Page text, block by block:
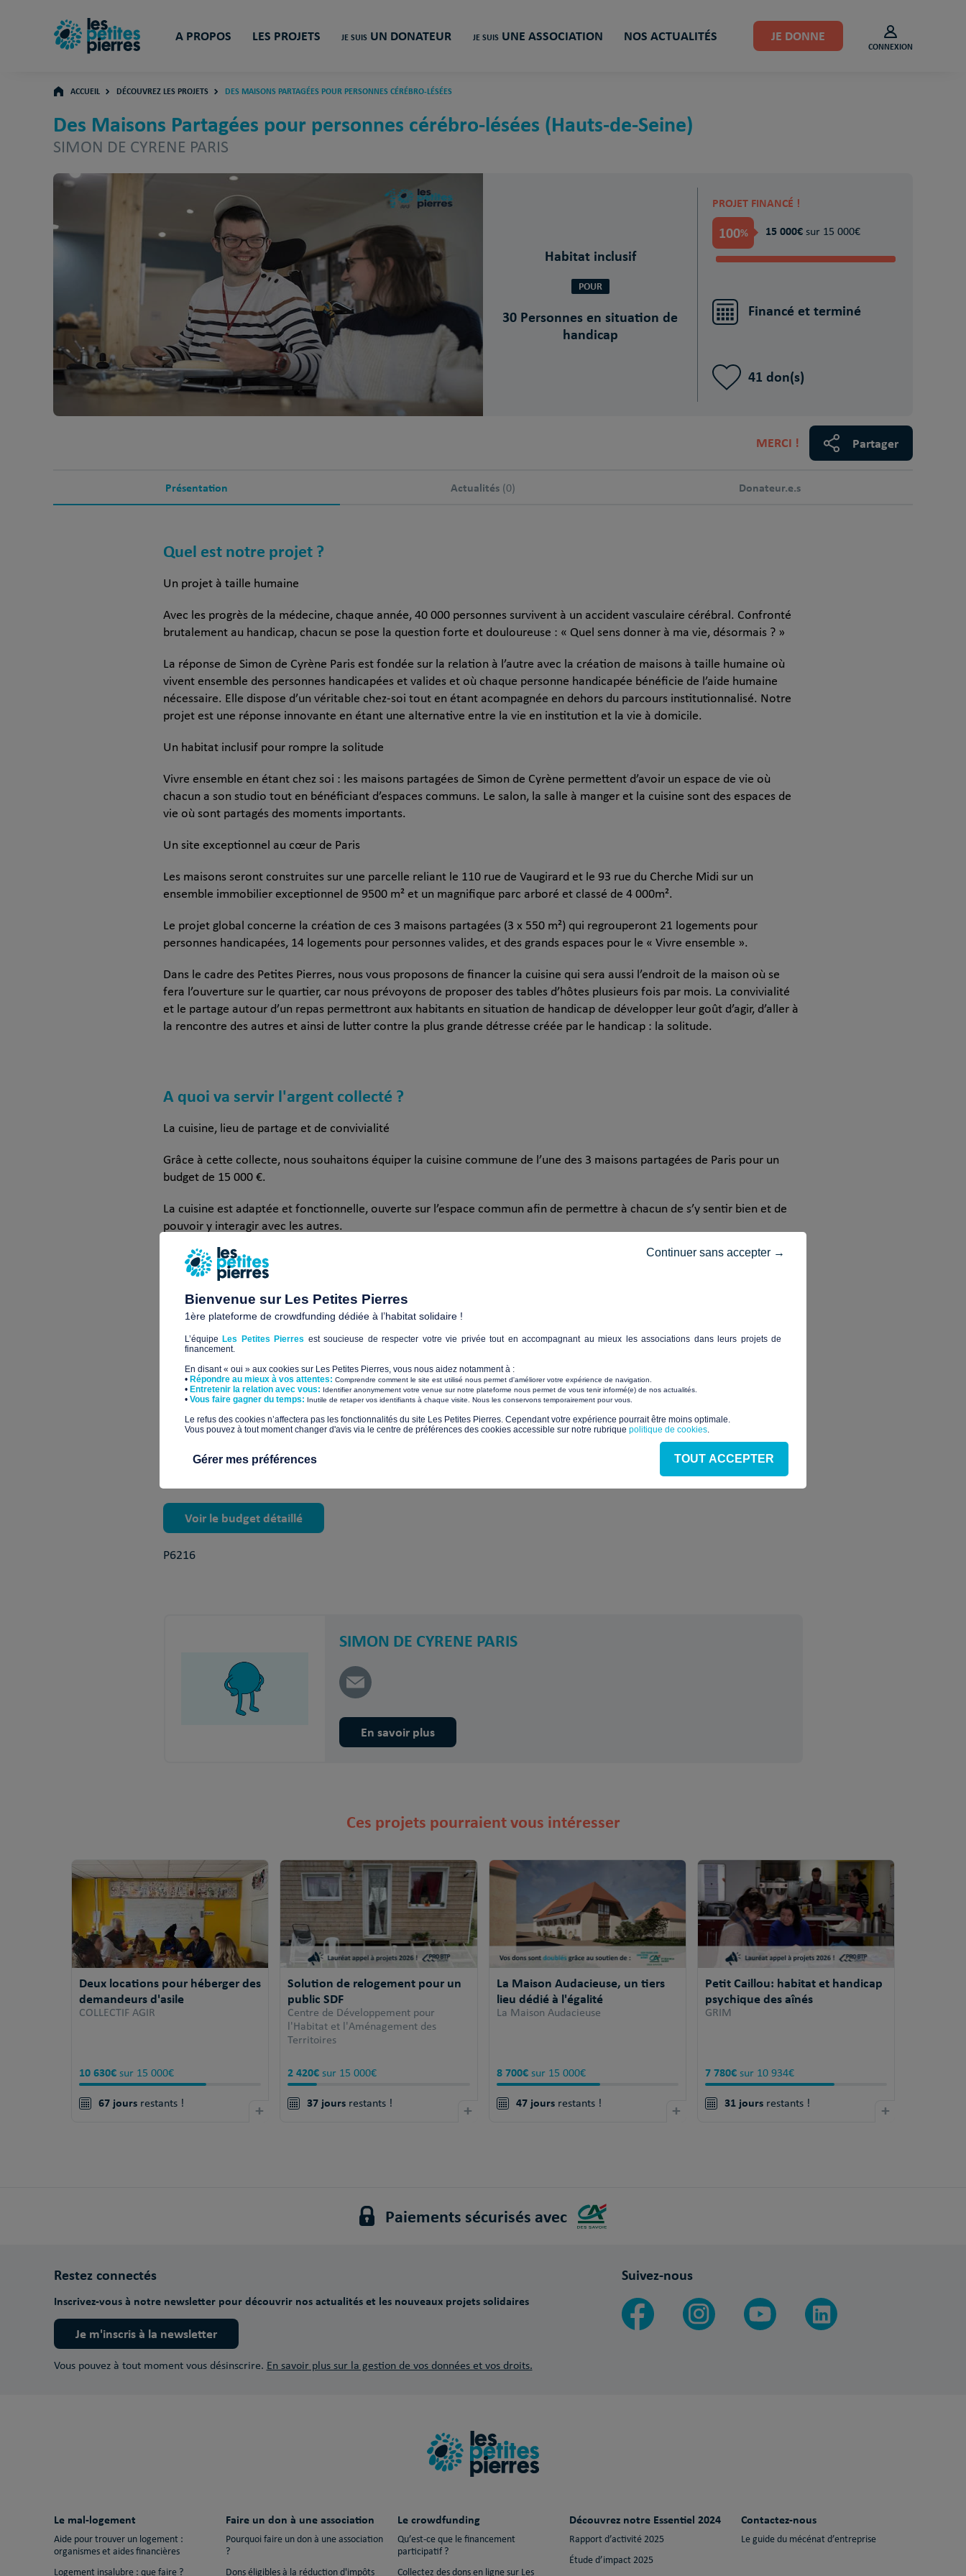
A PROPOS LES PROJETS JE SUIS UN DONATEUR JE SUIS UNE ASSOCIATION NOS ACTUALITÉS JE DONNE
CONNEXION
ACCUEIL DÉCOUVREZ LES PROJETS DES MAISONS PARTAGÉES POUR PERSONNES CÉRÉBRO-LÉSÉES
Des Maisons Partagées pour personnes cérébro-lésées (Hauts-de-Seine)
SIMON DE CYRENE PARIS
Habitat inclusif
POUR
30 Personnes en situation de
handicap
PROJET FINANCÉ !
100% 15 000€ sur 15 000€
Financé et terminé
41 don(s)
MERCI ! Partager
Présentation Actualités (0) Donateur.e.s
Quel est notre projet ?
Un projet à taille humaine
Avec les progrès de la médecine, chaque année, 40 000 personnes survivent à un accident vasculaire cérébral. Confronté
brutalement au handicap, chacun se pose la question forte et douloureuse : « Quel sens donner à ma vie, désormais ? »
La réponse de Simon de Cyrène Paris est fondée sur la relation à l’autre avec la création de maisons à taille humaine où
vivent ensemble des personnes handicapées et valides et où chaque personne handicapée bénéficie de l’aide humaine
nécessaire. Elle dispose d’un véritable chez-soi tout en étant acompagnée en dehors du parcours institutionnalisé. Notre
projet est une réponse innovante en étant une alternative entre la vie en institution et la vie à domicile.
Un habitat inclusif pour rompre la solitude
Vivre ensemble en étant chez soi : les maisons partagées de Simon de Cyrène permettent d’avoir un espace de vie où
chacun a son studio tout en bénéficiant d’espaces communs. Le salon, la salle à manger et la cuisine sont des espaces de
vie où sont partagés des moments importants.
Un site exceptionnel au cœur de Paris
Les maisons seront construites sur une parcelle reliant le 110 rue de Vaugirard et le 93 rue du Cherche Midi sur un
ensemble immobilier exceptionnel de 9500 m² et un magnifique parc arboré et classé de 4 000m².
Le projet global concerne la création de ces 3 maisons partagées (3 x 550 m²) qui regrouperont 21 logements pour
personnes handicapées, 14 logements pour personnes valides, et des grands espaces pour le « Vivre ensemble ».
Dans le cadre des Petites Pierres, nous vous proposons de financer la cuisine qui sera aussi l’endroit de la maison où se
fera l’ouverture sur le quartier, car nous prévoyons de proposer des tables d’hôtes plusieurs fois par mois. La convivialité
et le partage autour d’un repas permettront aux habitants en situation de handicap de développer leur goût d’agir, d’aller à
la rencontre des autres et ainsi de lutter contre la plus grande détresse créée par le handicap : la solitude.
A quoi va servir l'argent collecté ?
La cuisine, lieu de partage et de convivialité
Grâce à cette collecte, nous souhaitons équiper la cuisine commune de l’une des 3 maisons partagées de Paris pour un
budget de 15 000 €.
La cuisine est adaptée et fonctionnelle, ouverte sur l’espace commun afin de permettre à chacun de s’y sentir bien et de
pouvoir y interagir avec les autres.
C’est le lieu du partage par excellence, la pièce centrale du projet :
Où l’on gagne en confiance et en autonomie en préparant les repas
Où l’on trouve du réconfort en cas de baisse de moral
Où l’on accueillera les voisins lors de tables d’hôtes prévues régulièrement
Quel impact pour ce projet ?
Voir le budget détaillé
P6216
SIMON DE CYRENE PARIS
En savoir plus
Ces projets pourraient vous intéresser
Deux locations pour héberger des
demandeurs d'asile
COLLECTIF AGIR
10 630€ sur 15 000€
67 jours restants ! +
Solution de relogement pour un
public SDF
Centre de Développement pour
l'Habitat et l'Aménagement des
Territoires
2 420€ sur 15 000€
37 jours restants ! +
La Maison Audacieuse, un tiers
lieu dédié à l'égalité
La Maison Audacieuse
8 700€sur 15 000€
47 joursrestants ! +
Petit Caillou: habitat et handicap
psychique des aînés
GRIM
7 780€sur 10 934€
31 joursrestants ! +
Paiements sécurisés avec
Restez connectés
Inscrivez-vous à notre newsletter pour découvrir nos actualités et les nouveaux projets solidaires
Je m'inscris à la newsletter
Vous pouvez à tout moment vous désinscrire. En savoir plus sur la gestion de vos données et vos droits.
Suivez-nous
Le mal-logement
Aide pour trouver un logement :
organismes et aides financières
Logement insalubre : que faire ?
Faire un don à une association
Pourquoi faire un don à une association
?
Dons éligibles à la réduction d'impôts
Le crowdfunding
Qu’est-ce que le financement
participatif ?
Collectez des dons en ligne sur Les
Découvrez notre Essentiel 2024
Rapport d’activité 2025
Étude d’impact 2025
Contactez-nous
Le guide du mécénat d’entreprise
Bienvenue sur Les Petites Pierres
1ère plateforme de crowdfunding dédiée à l’habitat solidaire !
L’équipe Les Petites Pierres est soucieuse de respecter votre vie privée tout en accompagnant au mieux les associations dans leurs projets de
financement.
En disant « oui » aux cookies sur Les Petites Pierres, vous nous aidez notamment à :
• Répondre au mieux à vos attentes: Comprendre comment le site est utilisé nous permet d'améliorer votre expérience de navigation.
• Entretenir la relation avec vous: Identifier anonymement votre venue sur notre plateforme nous permet de vous tenir informé(e) de nos actualités.
​• Vous faire gagner du temps: Inutile de retaper vos identifiants à chaque visite. Nous les conservons temporairement pour vous.
​Le refus des cookies n’affectera pas les fonctionnalités du site Les Petites Pierres. Cependant votre expérience pourrait être moins optimale.​
Vous pouvez à tout moment changer d'avis via le centre de préférences des cookies accessible sur notre rubrique politique de cookies.
Continuer sans accepter →
TOUT ACCEPTER
Gérer mes préférences